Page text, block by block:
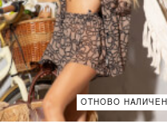
ОТНОВО НАЛИЧЕН